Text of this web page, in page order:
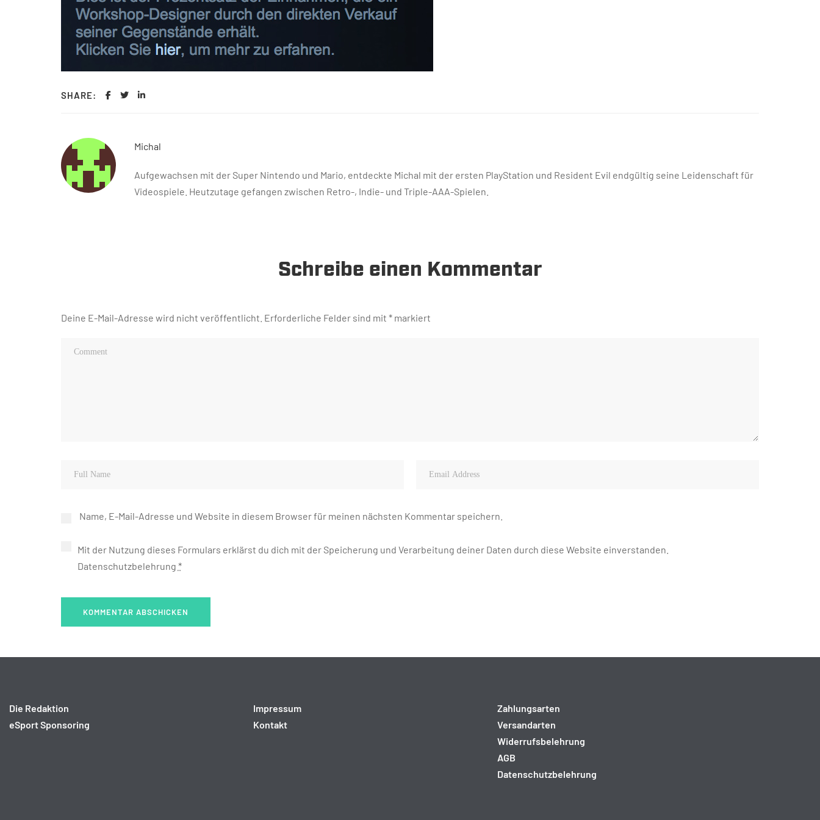
SHARE:
Michal
Aufgewachsen mit der Super Nintendo und Mario, entdeckte Michal mit der ersten PlayStation und Resident Evil endgültig seine Leidenschaft für
Videospiele. Heutzutage gefangen zwischen Retro-, Indie- und Triple-AAA-Spielen.
Schreibe einen Kommentar
Deine E-Mail-Adresse wird nicht veröffentlicht. Erforderliche Felder sind mit * markiert
Name, E-Mail-Adresse und Website in diesem Browser für meinen nächsten Kommentar speichern.
Mit der Nutzung dieses Formulars erklärst du dich mit der Speicherung und Verarbeitung deiner Daten durch diese Website einverstanden.
Datenschutzbelehrung *
Die Redaktion
eSport Sponsoring
Impressum
Kontakt
Zahlungsarten
Versandarten
Widerrufsbelehrung
AGB
Datenschutzbelehrung